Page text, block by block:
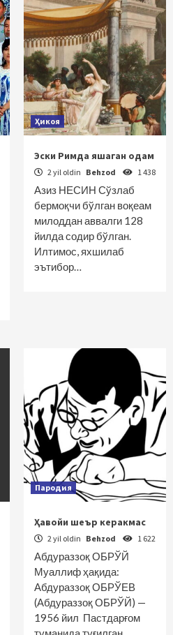
Ҳикоя
Эски Римда яшаган одам
2 yil oldin Behzod 1 438
Азиз НЕСИН Сўзлаб
бермоқчи бўлган воқеам
милоддан аввалги 128
йилда содир бўлган.
Илтимос, яхшилаб
эътибор…
Пародия
Ҳавойи шеър керакмас
2 yil oldin Behzod 1 622
Абдураззоқ ОБРЎЙ
Муаллиф ҳақида:
Абдураззоқ ОБРЎЕВ
(Абдураззоқ ОБРЎЙ) —
1956 йил Пастдарғом